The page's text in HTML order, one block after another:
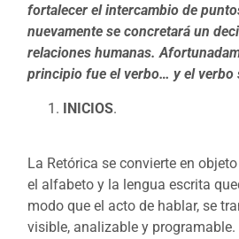
fortalecer el intercambio de
nuevamente se concretará un
relaciones humanas.
principio fue el verbo… y el verbo
INICIOS.
La Retórica se convierte en
el alfabeto y la lengua escrita
modo que el acto de hablar, se
visible, analizable y programable.